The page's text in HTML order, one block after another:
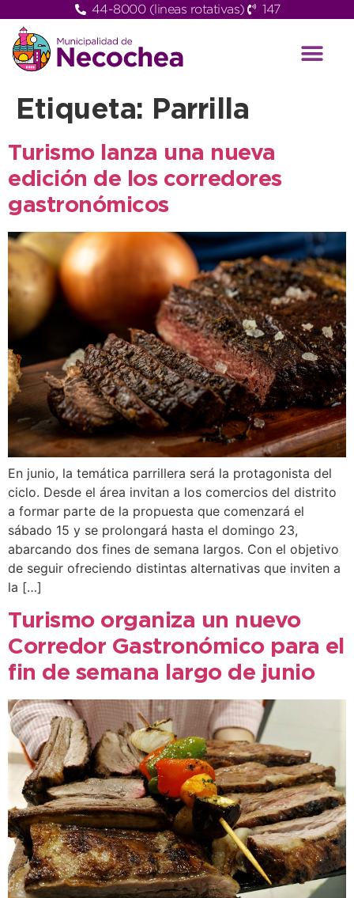
44-8000 (lineas rotativas) 147
Etiqueta: Parrilla
Turismo lanza una nueva
edición de los corredores
gastronómicos
En junio, la temática parrillera será la protagonista del
ciclo. Desde el área invitan a los comercios del distrito
a formar parte de la propuesta que comenzará el
sábado 15 y se prolongará hasta el domingo 23,
abarcando dos fines de semana largos. Con el objetivo
de seguir ofreciendo distintas alternativas que inviten a
la […]
Turismo organiza un nuevo
Corredor Gastronómico para el
fin de semana largo de junio